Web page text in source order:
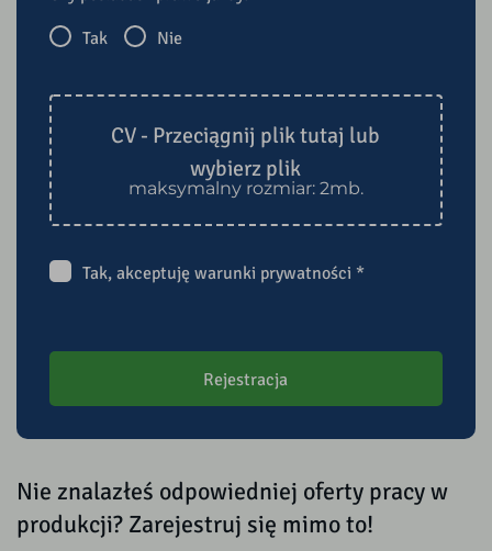
Tak
Nie
maksymalny rozmiar: 2mb.
CV - Przeciągnij plik tutaj lub
wybierz plik
Tak, akceptujęwarunki prywatności *
Rejestracja
Nie znalazłeś odpowiedniej oferty pracy w
produkcji? Zarejestruj się mimo to!